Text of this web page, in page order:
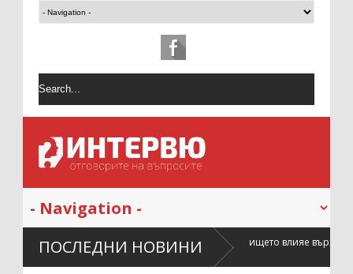
ПОСЛЕДНИ НОВИНИ
Как разположението на жилището влияе върху сложността на
ремонт?